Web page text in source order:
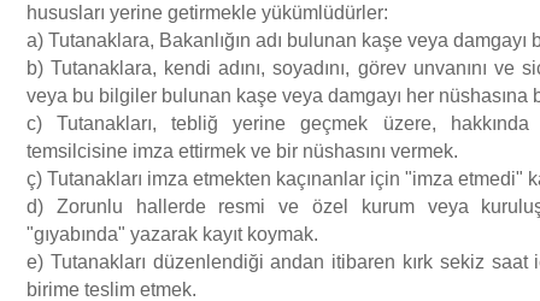
hususları yerine getirmekle yükümlüdürler:
a) Tutanaklara, Bakanlığın adı bulunan kaşe veya damgayı
b) Tutanaklara, kendi adını, soyadını, görev unvanını ve
veya bu bilgiler bulunan kaşe veya damgayı her nüshasına
c) Tutanakları, tebliğ yerine geçmek üzere,
temsilcisine imza ettirmek ve bir nüshasını vermek.
ç) Tutanakları imza etmekten kaçınanlar için "imza etmedi"
d) Zorunlu hallerde resmi ve özel kurum veya
"gıyabında" yazarak kayıt koymak.
e) Tutanakları düzenlendiği andan itibaren kırk sekiz saat
birime teslim etmek.